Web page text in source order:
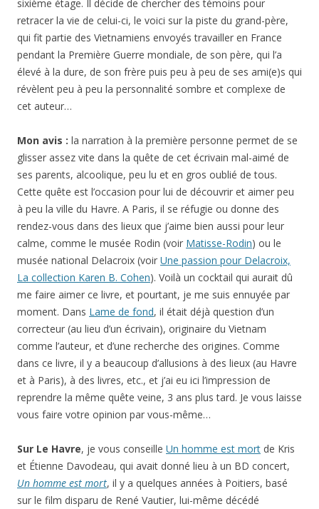
sixième étage. Il décide de chercher des témoins pour
retracer la vie de celui-ci, le voici sur la piste du grand-père,
qui fit partie des Vietnamiens envoyés travailler en France
pendant la Première Guerre mondiale, de son père, qui l’a
élevé à la dure, de son frère puis peu à peu de ses ami(e)s qui
révèlent peu à peu la personnalité sombre et complexe de
cet auteur…
Mon avis : la narration à la première personne permet de se
glisser assez vite dans la quête de cet écrivain mal-aimé de
ses parents, alcoolique, peu lu et en gros oublié de tous.
Cette quête est l’occasion pour lui de découvrir et aimer peu
à peu la ville du Havre. A Paris, il se réfugie ou donne des
rendez-vous dans des lieux que j’aime bien aussi pour leur
calme, comme le musée Rodin (voir Matisse-Rodin) ou le
musée national Delacroix (voir Une passion pour Delacroix,
La collection Karen B. Cohen). Voilà un cocktail qui aurait dû
me faire aimer ce livre, et pourtant, je me suis ennuyée par
moment. Dans Lame de fond, il était déjà question d’un
correcteur (au lieu d’un écrivain), originaire du Vietnam
comme l’auteur, et d’une recherche des origines. Comme
dans ce livre, il y a beaucoup d’allusions à des lieux (au Havre
et à Paris), à des livres, etc., et j’ai eu ici l’impression de
reprendre la même quête veine, 3 ans plus tard. Je vous laisse
vous faire votre opinion par vous-même…
Sur Le Havre, je vous conseille Un homme est mort de Kris
et Étienne Davodeau, qui avait donné lieu à un BD concert,
Un homme est mort, il y a quelques années à Poitiers, basé
sur le film disparu de René Vautier, lui-même décédé